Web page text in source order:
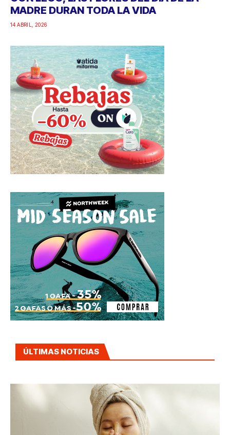
MADRE DURAN TODA LA VIDA
14 ABRIL, 2026
ÚLTIMAS NOTICIAS